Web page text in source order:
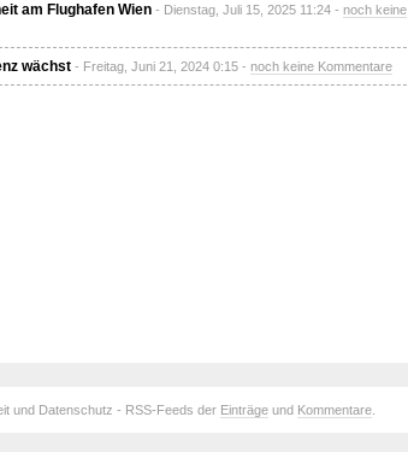
am Flughafen Wien - Dienstag, Juli 15, 2025 11:24 - noch keine
wächst - Freitag, Juni 21, 2024 0:15 - noch keine Kommentare
und Datenschutz - RSS-Feeds der Einträge und Kommentare